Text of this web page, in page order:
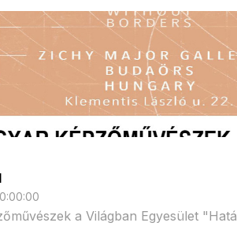
a Világban Egyesület